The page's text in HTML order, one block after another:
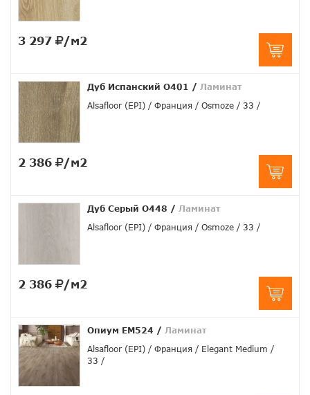
3 297 /м2
Дуб Испанский O401 / Ламинат
Alsafloor (EPI)
Франция Osmoze 33
2 386 /м2
Дуб Серый O448 / Ламинат
Alsafloor (EPI)
Франция Osmoze 33
2 386 /м2
Опиум EM524 / Ламинат
Alsafloor (EPI)
Франция
Elegant Medium
33